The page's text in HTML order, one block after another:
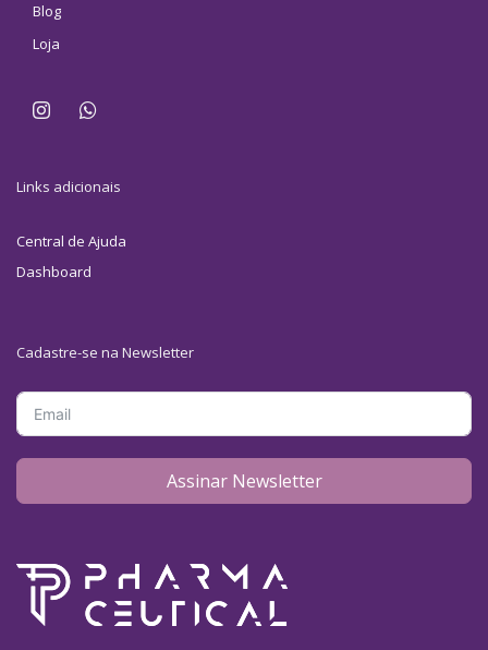
Blog
Loja
Links adicionais
Central de Ajuda
Dashboard
Cadastre-se na Newsletter
Assinar Newsletter